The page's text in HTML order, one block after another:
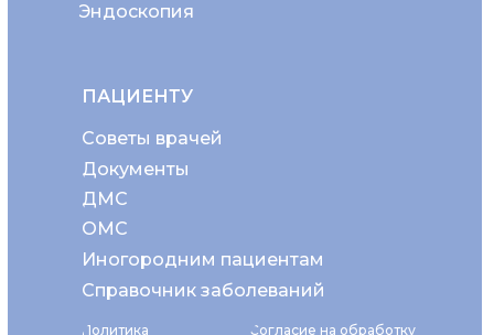
Политика Согласие на обработку
Эндоскопия
ПАЦИЕНТУ
Советы врачей
ОМС
Документы
ДМС
Иногородним пациентам
Справочник заболеваний